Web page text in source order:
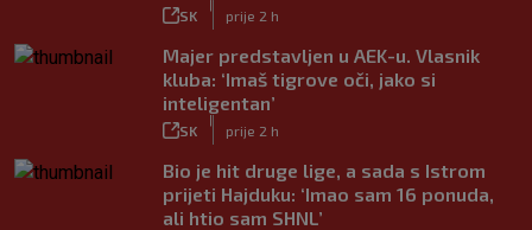
SK prije 2 h
Majer predstavljen u AEK-u. Vlasnik
kluba: ‘Imaš tigrove oči, jako si
inteligentan’
SK prije 2 h
Bio je hit druge lige, a sada s Istrom
prijeti Hajduku: ‘Imao sam 16 ponuda,
ali htio sam SHNL’